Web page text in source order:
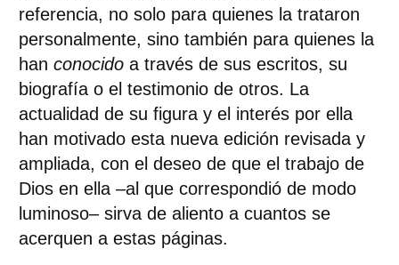
referencia, no solo para quienes la trataron
personalmente, sino también para quienes la
han conocidoa través de sus escritos, su
biografía o el testimonio de otros. La
actualidad de su figura y el interés por ella
han motivado esta nueva edición revisada y
ampliada, con el deseo de que el trabajo de
Dios en ella –al que correspondió de modo
luminoso– sirva de aliento a cuantos se
acerquen a estas páginas.